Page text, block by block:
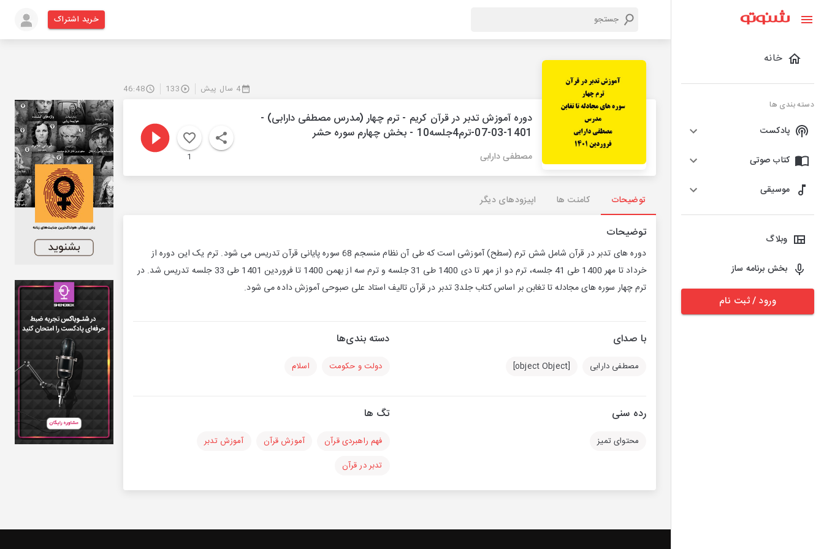
خانه
دسته بندی ها
پادکست
کتاب صوتی
موسیقی
وبلاگ
بخش برنامه ساز
ورود / ثبت نام
خرید اشتراک
4 سال پیش 133
46:48
دوره آموزش تدبر در قرآن کریم - ترم چهار (مدرس مصطفی دارابی) -
1401-03-07-ترم4جلسه10 - بخش چهارم سوره حشر
مصطفی دارابی 1
توضیحات کامنت ها اپیزودهای دیگر
توضیحات
دوره های تدبر در قرآن شامل شش ترم (سطح) آموزشی است که طی آن نظام منسجم 68 سوره پایانی قرآن تدریس می شود. ترم یک این دوره از
خرداد تا مهر 1400 طی 41 جلسه، ترم دو از مهر تا دی 1400 طی 31 جلسه و ترم سه از بهمن 1400 تا فروردین 1401 طی 33 جلسه تدریس شد. در
ترم چهار سوره های مجادله تا تغابن بر اساس کتاب جلد3 تدبر در قرآن تالیف استاد علی صبوحی آموزش داده می شود.
با صدای
مصطفی دارابی [object Object]
دسته بندی‌ها
دولت و حکومت اسلام
رده سنی
محتوای تمیز
تگ ها
فهم راهبردی قرآن آموزش قرآن
آموزش تدبر
تدبر در قرآن